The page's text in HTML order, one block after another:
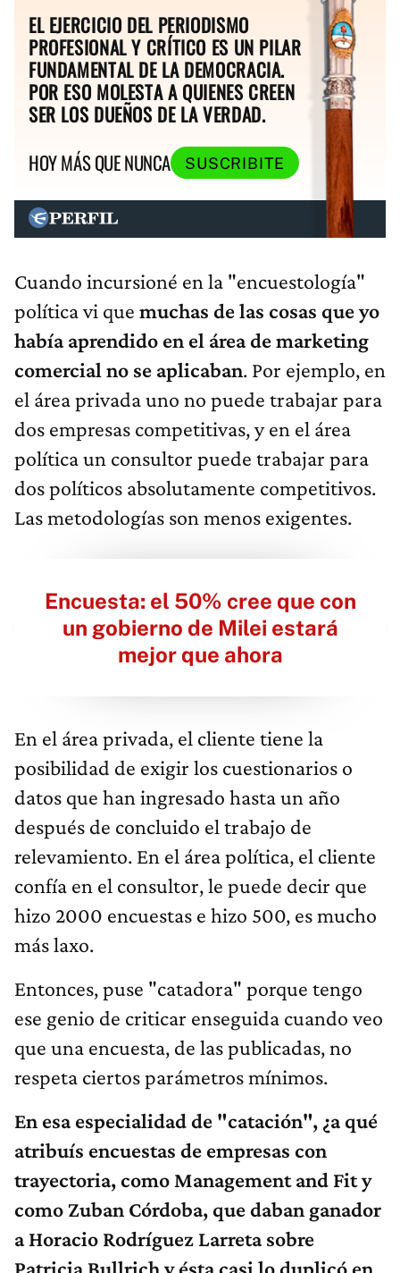
EL EJERCICIO DEL PERIODISMO
PROFESIONAL Y CRÍTICO ES UN PILAR
FUNDAMENTAL DE LA DEMOCRACIA.
POR ESO MOLESTA A QUIENES CREEN
SER LOS DUEÑOS DE LA VERDAD.
HOY MÁS QUE NUNCA
SUSCRIBITE
Cuando incursioné en la "encuestología"
política vi que muchas de las cosas que yo
había aprendido en el área de marketing
comercial no se aplicaban. Por ejemplo, en
el área privada uno no puede trabajar para
dos empresas competitivas, y en el área
política un consultor puede trabajar para
dos políticos absolutamente competitivos.
Las metodologías son menos exigentes.
Encuesta: el 50% cree que con
un gobierno de Milei estará
mejor que ahora
En el área privada, el cliente tiene la
posibilidad de exigir los cuestionarios o
datos que han ingresado hasta un año
después de concluido el trabajo de
relevamiento. En el área política, el cliente
confía en el consultor, le puede decir que
hizo 2000 encuestas e hizo 500, es mucho
más laxo.
Entonces, puse "catadora" porque tengo
ese genio de criticar enseguida cuando veo
que una encuesta, de las publicadas, no
respeta ciertos parámetros mínimos.
En esa especialidad de "catación", ¿a qué
atribuís encuestas de empresas con
trayectoria, como Management and Fit y
como Zuban Córdoba, que daban ganador
a Horacio Rodríguez Larreta sobre
Patricia Bullrich y ésta casi lo duplicó en